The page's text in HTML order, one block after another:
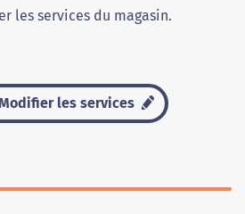
les services du magasin.
les services